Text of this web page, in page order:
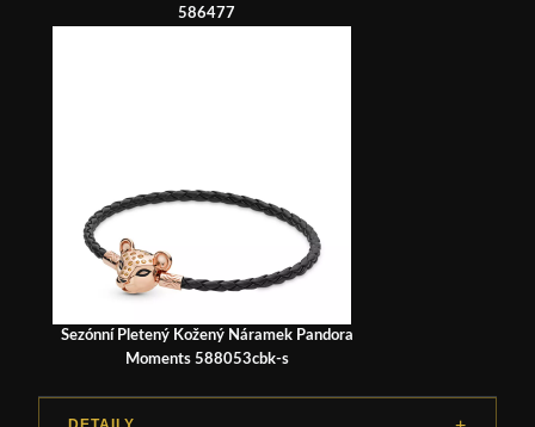
586477
Sezónní Pletený Kožený Náramek Pandora
Moments 588053cbk-s